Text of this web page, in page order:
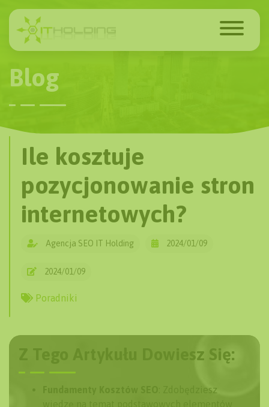
Blog
Ile kosztuje
pozycjonowanie stron
internetowych?
Agencja SEO IT Holding 2024/01/09
2024/01/09
Poradniki
Z Tego Artykułu Dowiesz Się:
: Zdobędziesz